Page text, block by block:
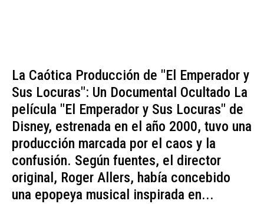
La Caótica Producción de "El Emperador y
Sus Locuras": Un Documental Ocultado La
película "El Emperador y Sus Locuras" de
Disney, estrenada en el año 2000, tuvo una
producción marcada por el caos y la
confusión. Según fuentes, el director
original, Roger Allers, había concebido
una epopeya musical inspirada en...